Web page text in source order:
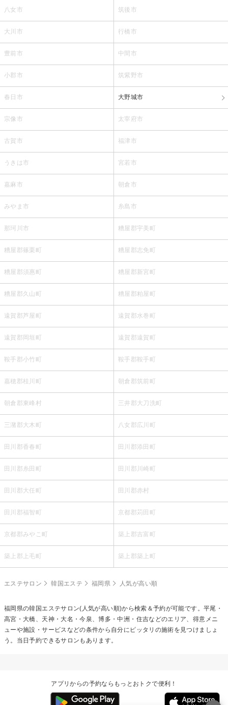
八女市 筑後市
大川市 行橋市
豊前市 中間市
小郡市 筑紫野市
春日市 大野城市
宗像市 太宰府市
古賀市 福津市
うきは市 宮若市
嘉麻市 朝倉市
みやま市 糸島市
那珂川市 糟屋郡宇美町
糟屋郡篠栗町 糟屋郡志免町
糟屋郡須惠町 糟屋郡新宮町
糟屋郡久山町 糟屋郡粕屋町
遠賀郡芦屋町 遠賀郡水巻町
遠賀郡岡垣町 遠賀郡遠賀町
鞍手郡小竹町 鞍手郡鞍手町
嘉穂郡桂川町 朝倉郡筑前町
朝倉郡東峰村 三井郡大刀洗町
三潴郡大木町 八女郡広川町
田川郡香春町 田川郡添田町
田川郡糸田町 田川郡川崎町
田川郡大任町 田川郡赤村
田川郡福智町 京都郡苅田町
京都郡みやこ町 築上郡吉富町
築上郡上毛町 築上郡築上町
エステサロン 韓国エステ 福岡県 人気が高い順
福岡県の韓国エステサロン(人気が高い順)から検索＆予約が可能です。平尾・
高宮・大橋、天神・大名・今泉、博多・中洲・住吉などのエリア、得意メニ
ューや施設・サービスなどの条件から自分にピッタリの施術を見つけましょ
う。当日予約できるサロンもあります。
アプリからの予約ならもっとおトクで便利！